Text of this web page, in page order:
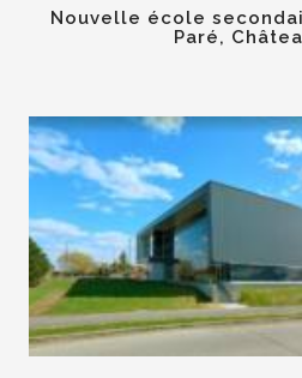
Nouvelle école
Paré,